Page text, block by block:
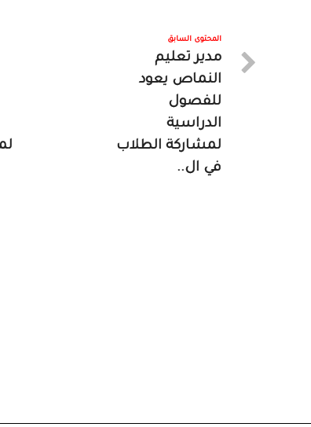
المحتوى السابق
مدير تعليم
النماص يعود
للفصول
الدراسية
لمشاركة الطلاب
في ال..